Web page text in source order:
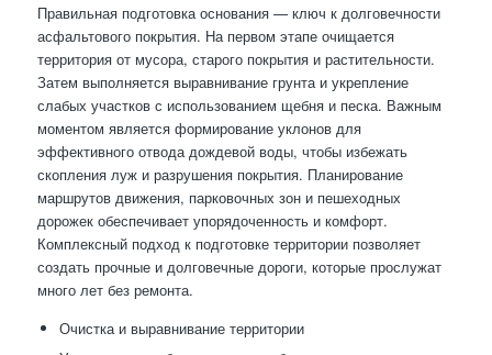
Правильная подготовка основания — ключ к долговечности
асфальтового покрытия. На первом этапе очищается
территория от мусора, старого покрытия и растительности.
Затем выполняется выравнивание грунта и укрепление
слабых участков с использованием щебня и песка. Важным
моментом является формирование уклонов для
эффективного отвода дождевой воды, чтобы избежать
скопления луж и разрушения покрытия. Планирование
маршрутов движения, парковочных зон и пешеходных
дорожек обеспечивает упорядоченность и комфорт.
Комплексный подход к подготовке территории позволяет
создать прочные и долговечные дороги, которые прослужат
много лет без ремонта.
Очистка и выравнивание территории